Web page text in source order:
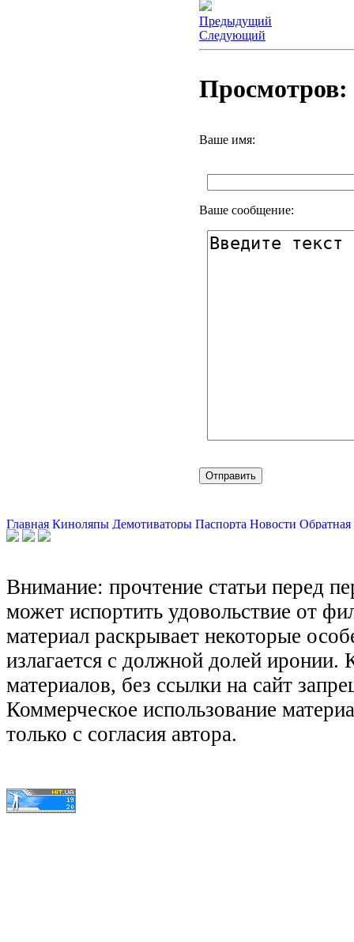
Предыдущий
Следующий
Просмотров:
Ваше имя:
Ваше сообщение:
Главная Киноляпы Демотиваторы Паспорта Новости Обратная
Внимание: прочтение статьи перед
может испортить удовольствие от
материал раскрывает некоторые
излагается с должной долей иронии.
материалов, без ссылки на сайт
Коммерческое использование
только с согласия автора.